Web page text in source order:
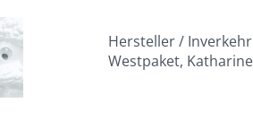
Hersteller /
Westpaket,